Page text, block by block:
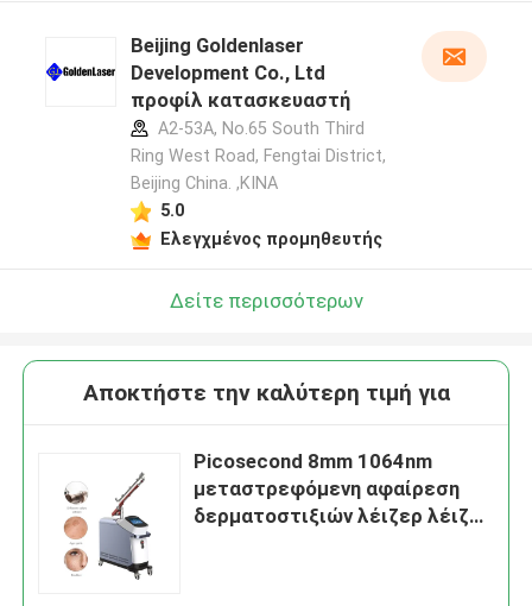
Beijing Goldenlaser
Development Co., Ltd
προφίλ κατασκευαστή
A2-53A, No.65 South Third
Ring West Road, Fengtai District,
Beijing China. ,ΚΙΝΑ
5.0
Ελεγχμένος προμηθευτής
Δείτε περισσότερων
Αποκτήστε την καλύτερη τιμή για
Picosecond 8mm 1064nm
μεταστρεφόμενη αφαίρεση
δερματοστιξιών λέιζερ λέιζερ